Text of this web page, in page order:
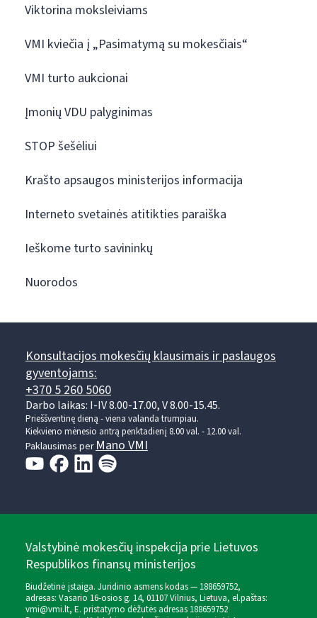
Viktorina moksleiviams
VMI kviečia į „Pasimatymą su mokesčiais“
VMI turto aukcionai
Įmonių VDU palyginimas
STOP šešėliui
Krašto apsaugos ministerijos informacija
Interneto svetainės atitikties paraiška
Ieškome turto savininkų
Nuorodos
Konsultacijos mokesčių klausimais ir paslaugos
gyventojams:
+370 5 260 5060
Darbo laikas: I-IV 8.00-17.00, V 8.00-15.45.
Prieššventinę dieną - viena valanda trumpiau.
Kiekvieno mėnesio antrą penktadienį 8.00 val. - 12.00 val.
Paklausimas perMano VMI
Valstybinė mokesčių inspekcija prie Lietuvos
Respublikos finansų ministerijos
Biudžetinė įstaiga. Juridinio asmens kodas — 188659752,
adresas: Vasario 16-osios g. 14, 01107 Vilnius, Lietuva, el.paštas:
vmi@vmi.lt, E. pristatymo dėžutės adresas 188659752